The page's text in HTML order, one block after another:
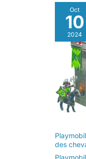
Oct
10
2024
des